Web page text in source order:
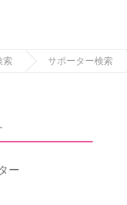
索 サポーター検索
ー